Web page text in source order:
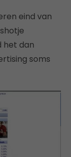
eind van
het dan
soms